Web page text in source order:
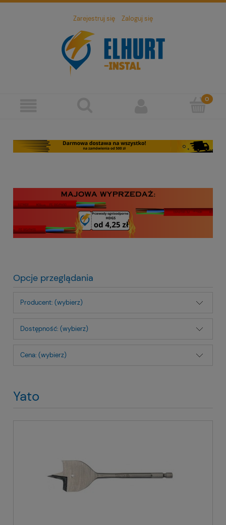
Zarejestruj się Zaloguj się
Opcje przeglądania
Producent: (wybierz)
Dostępność: (wybierz)
Cena: (wybierz)
Yato